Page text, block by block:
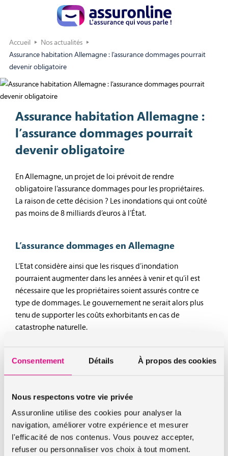
Consentement Détails À propos des cookies
Nous respectons votre vie privée
Assuronline utilise des cookies pour analyser la
navigation, améliorer votre expérience et mesurer
l'efficacité de nos contenus. Vous pouvez accepter,
refuser ou personnaliser vos choix à tout moment.
Accueil
Nos actualités
Assurance habitation Allemagne : l’assurance dommages pourrait
devenir obligatoire
Assurance habitation Allemagne :
l’assurance dommages pourrait
devenir obligatoire
En Allemagne, un projet de loi prévoit de rendre
obligatoire l’assurance dommages pour les propriétaires.
La raison de cette décision ? Les inondations qui ont coûté
pas moins de 8 milliards d’euros à l’État.
L’assurance dommages en Allemagne
L’Etat considère ainsi que les risques d’inondation
pourraient augmenter dans les années à venir et qu’il est
nécessaire que les propriétaires soient assurés contre ce
type de dommages. Le gouvernement ne serait alors plus
tenu de supporter les coûts exhorbitants en cas de
catastrophe naturelle.
système français. En effet, en tant que locataire, on ne vous
propriétaires sont assurés et il n’y a que 28% d’assurés dans
le Brandebourg. Les assureurs allemands s’opposent déjà au
projet du gouvernement : ils estiment ainsi que ce projet de
loi est anticonstitutionnel, l’obligation d’assurance portant
atteinte aux « droits fondamentaux » des Allemands.